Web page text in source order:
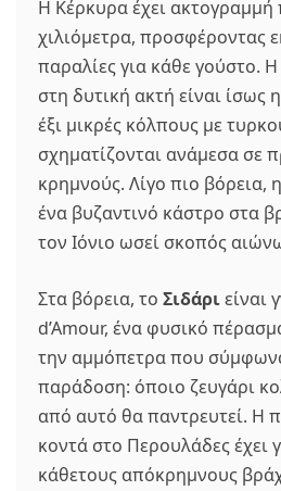
Η Κέρκυρα έχει
χιλιόμετρα, προσφέροντας
παραλίες για κάθε γούστο. Η
στη δυτική ακτή είναι
έξι μικρές κόλπους με
σχηματίζονται ανάμεσα σε
κρημνούς. Λίγο πιο βόρεια, η
ένα βυζαντινό κάστρο στα
τον Ιόνιο ωσεί σκοπός
Στα βόρεια, το Σιδάριείναι
d’Amour, ένα φυσικό
την αμμόπετρα που
παράδοση: όποιο ζευγάρι
από αυτό θα παντρευτεί. Η
κοντά στο Περουλάδες έχει
κάθετους απόκρημνους